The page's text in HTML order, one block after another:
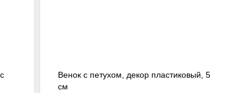
Венок с петухом, декор пластиковый, 5
см